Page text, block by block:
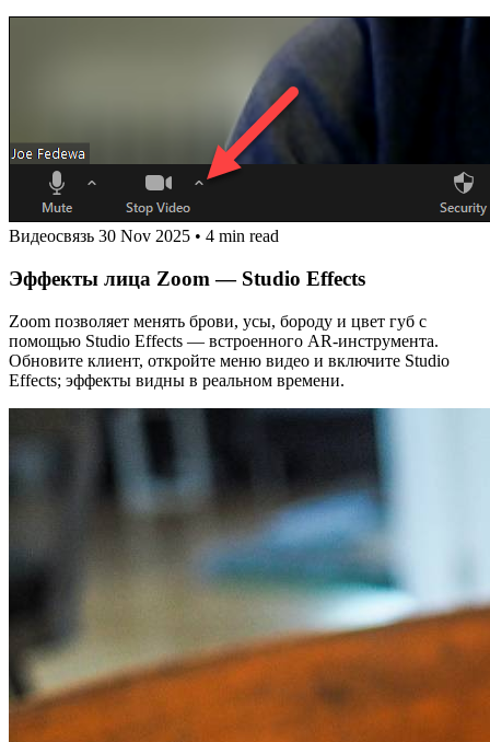
Видеосвязь 30 Nov 2025 • 4 min read
Эффекты лица Zoom — Studio Effects
Zoom позволяет менять брови, усы, бороду и цвет губ с
помощью Studio Effects — встроенного AR‑инструмента.
Обновите клиент, откройте меню видео и включите Studio
Effects; эффекты видны в реальном времени.